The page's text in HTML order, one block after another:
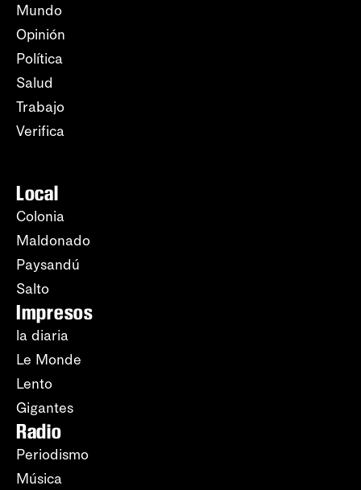
Mundo
Opinión
Política
Salud
Trabajo
Verifica
Local
Colonia
Maldonado
Paysandú
Salto
Impresos
la diaria
Le Monde
Lento
Gigantes
Radio
Periodismo
Música